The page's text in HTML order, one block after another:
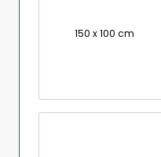
150 x 100 cm